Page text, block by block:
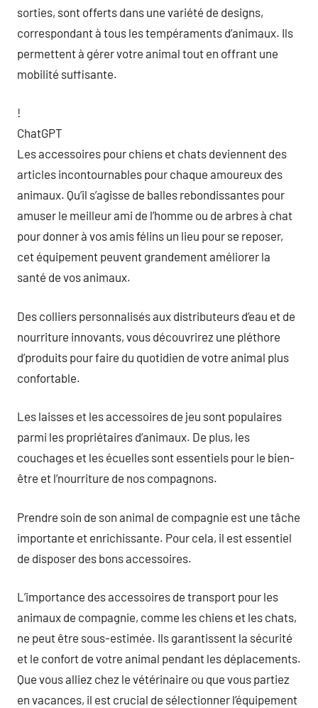
sorties, sont offerts dans une variété de designs,
correspondant à tous les tempéraments d’animaux. Ils
permettent à gérer votre animal tout en offrant une
mobilité suffisante.
!
ChatGPT
Les accessoires pour chiens et chats deviennent des
articles incontournables pour chaque amoureux des
animaux. Qu’il s’agisse de balles rebondissantes pour
amuser le meilleur ami de l’homme ou de arbres à chat
pour donner à vos amis félins un lieu pour se reposer,
cet équipement peuvent grandement améliorer la
santé de vos animaux.
Des colliers personnalisés aux distributeurs d’eau et de
nourriture innovants, vous découvrirez une pléthore
d’produits pour faire du quotidien de votre animal plus
confortable.
Les laisses et les accessoires de jeu sont populaires
parmi les propriétaires d’animaux. De plus, les
couchages et les écuelles sont essentiels pour le bien-
être et l’nourriture de nos compagnons.
Prendre soin de son animal de compagnie est une tâche
importante et enrichissante. Pour cela, il est essentiel
de disposer des bons accessoires.
L’importance des accessoires de transport pour les
animaux de compagnie, comme les chiens et les chats,
ne peut être sous-estimée. Ils garantissent la sécurité
et le confort de votre animal pendant les déplacements.
Que vous alliez chez le vétérinaire ou que vous partiez
en vacances, il est crucial de sélectionner l’équipement